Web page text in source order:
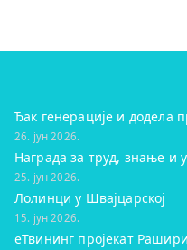
Ђак генерације и додела
26. јун 2026.
Награда за труд, знање и
25. јун 2026.
Лолинци у Швајцарској
15. јун 2026.
eТвининг пројекат